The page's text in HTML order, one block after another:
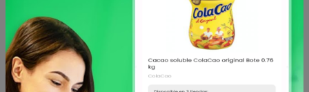
Pedigree
Snacks dental para
perros grandes Pedigree
Dentastix pack de
Pedigree
Snack de buey y queso
para perro Pedigree